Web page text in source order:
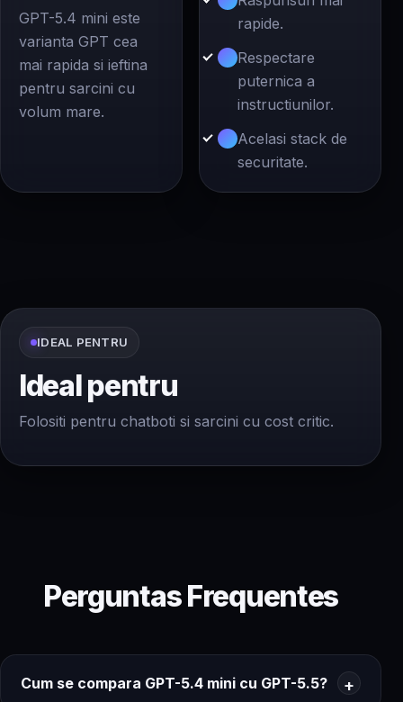
GPT-5.4 mini este
varianta GPT cea
mai rapida si ieftina
pentru sarcini cu
volum mare.
rapide.
Respectare
puternica a
instructiunilor.
Acelasi stack de
securitate.
IDEAL PENTRU
Ideal pentru
Folositi pentru chatboti si sarcini cu cost critic.
Perguntas Frequentes
Cum se compara GPT-5.4 mini cu GPT-5.5?